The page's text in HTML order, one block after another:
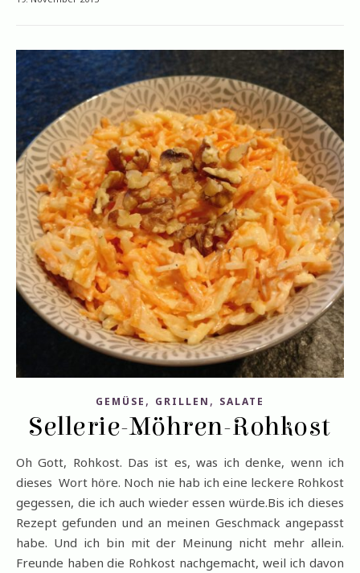
GEMÜSE , GRILLEN , SALATE
Sellerie-Möhren-Rohkost
Oh Gott, Rohkost. Das ist es, was ich denke, wenn ich
dieses Wort höre. Noch nie hab ich eine leckere Rohkost
gegessen, die ich auch wieder essen würde.Bis ich dieses
Rezept gefunden und an meinen Geschmack angepasst
habe. Und ich bin mit der Meinung nicht mehr allein.
Freunde haben die Rohkost nachgemacht, weil ich davon